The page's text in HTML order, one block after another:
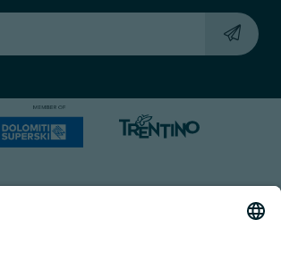
Euro 220.000,00 | VAT: 01901280220